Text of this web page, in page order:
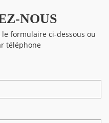
NOUS
formulaire ci-dessous ou
téléphone